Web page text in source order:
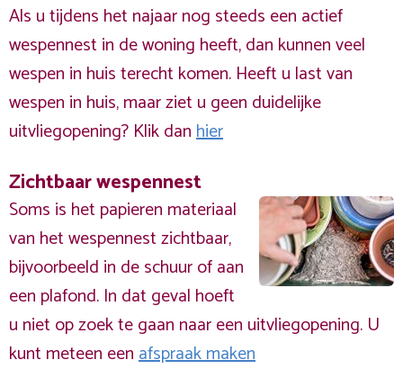
Als u tijdens het najaar nog steeds een actief
wespennest in de woning heeft, dan kunnen veel
wespen in huis terecht komen. Heeft u last van
wespen in huis, maar ziet u geen duidelijke
uitvliegopening? Klik danhier
Zichtbaar wespennest
Soms is het papieren materiaal
van het wespennest zichtbaar,
bijvoorbeeld in de schuur of aan
een plafond. In dat geval hoeft
u niet op zoek te gaan naar een uitvliegopening. U
kunt meteen eenafspraak maken